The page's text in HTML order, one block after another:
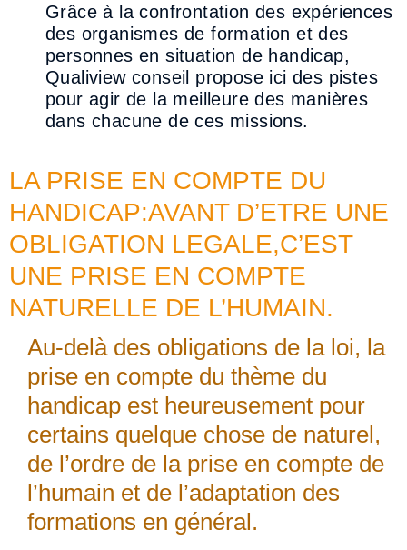
Grâce à la confrontation des expériences
des organismes de formation et des
personnes ensituation de handicap,
Qualiview conseil propose ici des pistes
pour agir de la meilleure des manières
dans chacune de ces missions.
LA PRISE EN COMPTE DU
HANDICAP:AVANT D’ETRE UNE
OBLIGATION LEGALE,C’EST
UNE PRISE EN COMPTE
NATURELLE DE L’HUMAIN.
Au-delà des obligations de la loi, la
prise en compte du thème du
handicap est heureusement pour
certains quelque chose de naturel,
de l’ordre de la prise en compte de
l’humain et de l’adaptation des
formations en général.